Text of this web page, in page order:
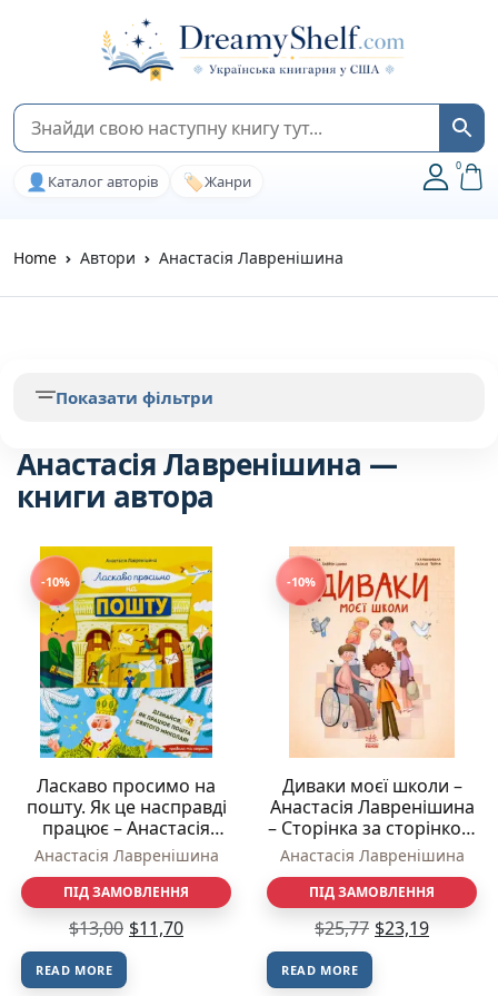
👤 Каталог авторів 🏷️Жанри
0
Home Автори Анастасія Лавренішина
Анастасія Лавренішина —
книги автора
-10%
Ласкаво просимо на
пошту. Як це насправді
працює – Анастасія
Лавренішина – Vivat
Анастасія Лавренішина
ПІД ЗАМОВЛЕННЯ
$13,00 $11,70
READ MORE
-10%
Диваки моєї школи –
Анастасія Лавренішина
– Сторінка за сторінкою
– Ранок
Анастасія Лавренішина
ПІД ЗАМОВЛЕННЯ
$25,77 $23,19
READ MORE
Показати фільтри